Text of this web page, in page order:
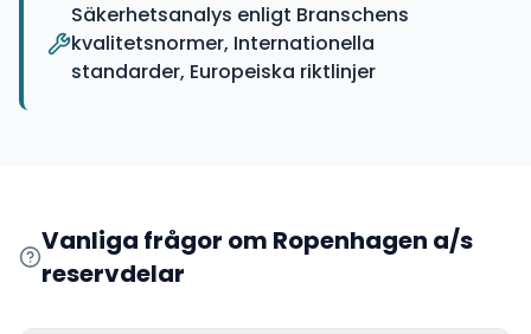
Säkerhetsanalys enligt Branschens
kvalitetsnormer, Internationella
standarder, Europeiska riktlinjer
Vanliga frågor om Ropenhagen a/s
reservdelar